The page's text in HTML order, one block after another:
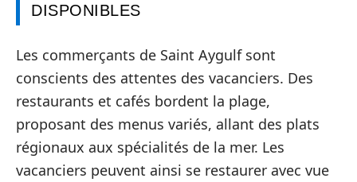
DISPONIBLES
Les commerçants de Saint Aygulf sont
conscients des attentes des vacanciers. Des
restaurants et cafés bordent la plage,
proposant des menus variés, allant des plats
régionaux aux spécialités de la mer. Les
vacanciers peuvent ainsi se restaurer avec vue